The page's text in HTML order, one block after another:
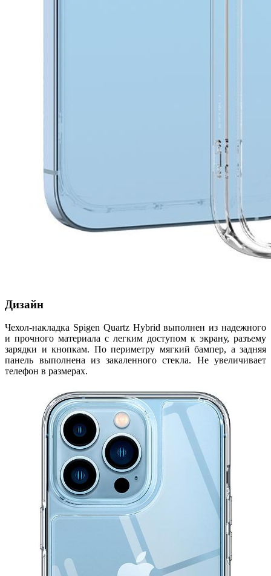
Дизайн
Чехол-накладка Spigen Quartz Hybrid выполнен из надежного
и прочного материала с легким доступом к экрану, разъему
зарядки и кнопкам. По периметру мягкий бампер, а задняя
панель выполнена из закаленного стекла. Не увеличивает
телефон в размерах.